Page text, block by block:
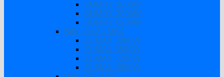
SUMRY 3000W
SUMRY 3800W
SUMRY 6200W
Biến tần ZUMAX
ZUMAX 3000W
ZUMAX 5500W
ZUMAX 6200W
ZUMAX 6600W